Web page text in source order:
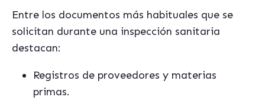
Entre los documentos más habituales que se
solicitan durante una inspección sanitaria
destacan:
Registros de proveedores y materias
primas.